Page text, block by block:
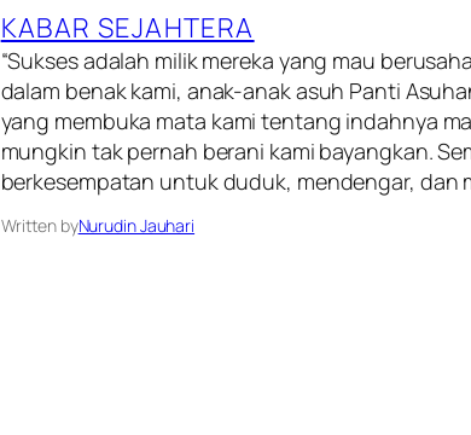
KABAR SEJAHTERA
“Sukses adalah milik mereka yang mau
dalam benak kami, anak-anak asuh Panti
yang membuka mata kami tentang indahnya
mungkin tak pernah berani kami bayangkan.
berkesempatan untuk duduk, mendengar, dan
Written byNurudin Jauhari